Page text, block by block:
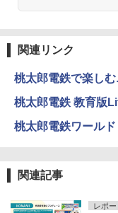
関連リンク
桃太郎電鉄で楽し
桃太郎電鉄 教育版
桃太郎電鉄ワール
関連記事
レポー